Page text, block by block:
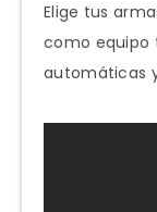
Elige tus
como equipo
automáticas